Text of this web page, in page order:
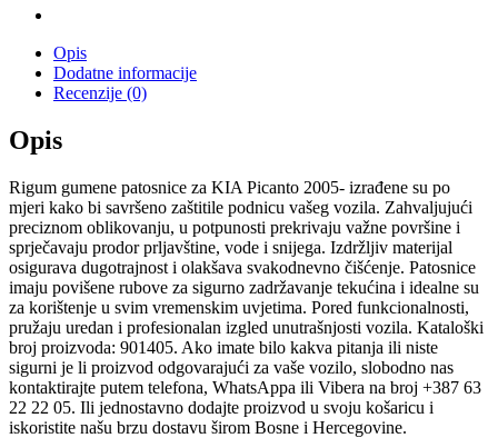
Opis
Dodatne informacije
Recenzije (0)
Opis
Rigum gumene patosnice za KIA Picanto 2005- izrađene su po
mjeri kako bi savršeno zaštitile podnicu vašeg vozila. Zahvaljujući
preciznom oblikovanju, u potpunosti prekrivaju važne površine i
sprječavaju prodor prljavštine, vode i snijega. Izdržljiv materijal
osigurava dugotrajnost i olakšava svakodnevno čišćenje. Patosnice
imaju povišene rubove za sigurno zadržavanje tekućina i idealne su
za korištenje u svim vremenskim uvjetima. Pored funkcionalnosti,
pružaju uredan i profesionalan izgled unutrašnjosti vozila. Kataloški
broj proizvoda: 901405. Ako imate bilo kakva pitanja ili niste
sigurni je li proizvod odgovarajući za vaše vozilo, slobodno nas
kontaktirajte putem telefona, WhatsAppa ili Vibera na broj +387 63
22 22 05. Ili jednostavno dodajte proizvod u svoju košaricu i
iskoristite našu brzu dostavu širom Bosne i Hercegovine.